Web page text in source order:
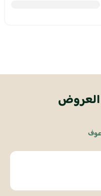
العروض